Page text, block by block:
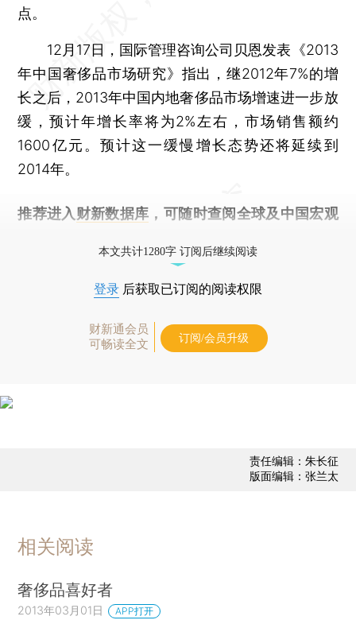
点。
12月17日，国际管理咨询公司贝恩发表《2013
年中国奢侈品市场研究》指出，继2012年7%的增
长之后，2013年中国内地奢侈品市场增速进一步放
缓，预计年增长率将为2%左右，市场销售额约
1600亿元。预计这一缓慢增长态势还将延续到
2014年。
推荐进入 财新数据库 ，可随时查阅全球及中国宏观
本文共计1280字 订阅后继续阅读
登录 后获取已订阅的阅读权限
财新通会员
可畅读全文
订阅/会员升级
责任编辑：朱长征
版面编辑：张兰太
相关阅读
奢侈品喜好者
2013年03月01日 APP打开